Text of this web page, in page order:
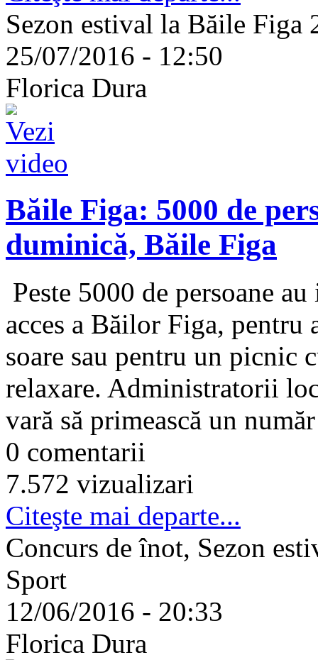
Sezon estival la Băile Figa
25/07/2016 - 12:50
Florica Dura
Băile Figa: 5000 de
duminică, Băile Figa
Peste 5000 de persoane
acces a Băilor Figa, pentru
soare sau pentru un picnic
relaxare. Administratorii
vară să primească un
0 comentarii
7.572 vizualizari
Citeşte mai departe...
Concurs de înot, Sezon
Sport
12/06/2016 - 20:33
Florica Dura